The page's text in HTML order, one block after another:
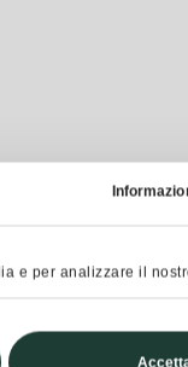
e per analizzare il